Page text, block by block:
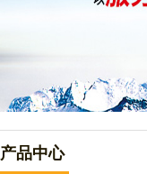
产品中心